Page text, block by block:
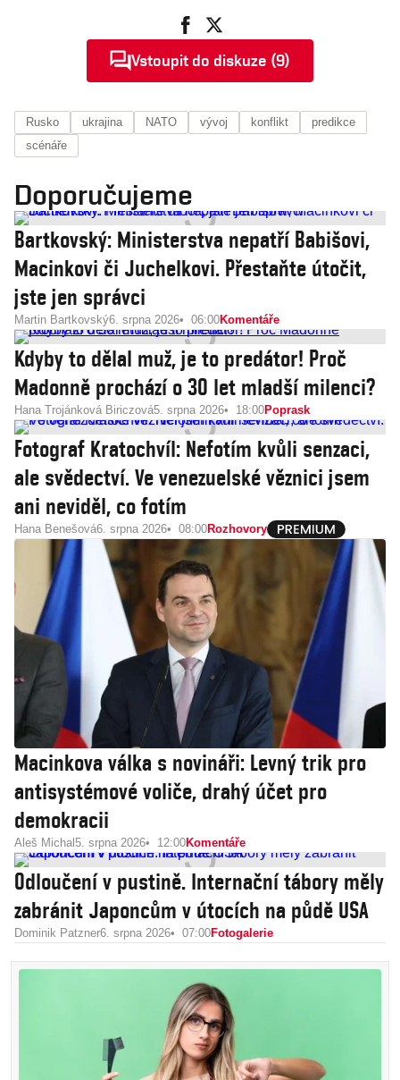
Vstoupit do diskuze (9)
Rusko ukrajina NATO vývoj konflikt
predikce
scénáře
Doporučujeme
Bartkovský: Ministerstva nepatří Babišovi,
Macinkovi či Juchelkovi. Přestaňte útočit,
jste jen správci
Martin Bartkovský6. srpna 2026 06:00Komentáře
Kdyby to dělal muž, je to predátor! Proč
Madonně prochází o 30 let mladší milenci?
Hana Trojánková Biriczová5. srpna 2026 18:00Poprask
Fotograf Kratochvíl: Nefotím kvůli senzaci,
ale svědectví. Ve venezuelské věznici jsem
ani neviděl, co fotím
Hana Benešová6. srpna 2026 08:00Rozhovory
Macinkova válka s novináři: Levný trik pro
antisystémové voliče, drahý účet pro
demokracii
Aleš Michal 5. srpna 2026 12:00Komentáře
Odloučení v pustině. Internační tábory měly
zabránit Japoncům v útocích na půdě USA
Dominik Patzner6. srpna 2026 07:00Fotogalerie